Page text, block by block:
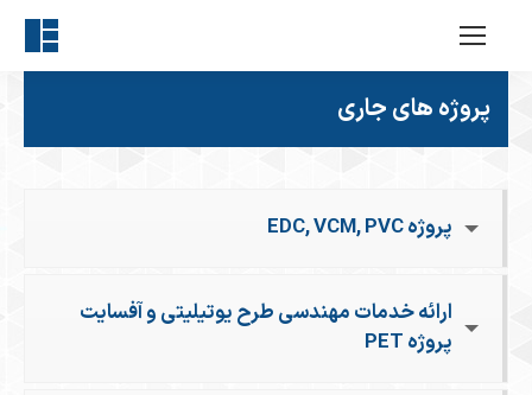
پروژه های جاری
پروژه EDC, VCM, PVC
ارائه خدمات مهندسی طرح یوتیلیتی و آفسایت
پروژه PET